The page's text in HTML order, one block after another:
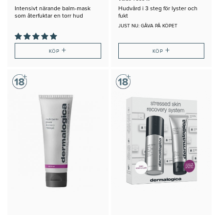
Intensivt närande balm-mask
som återfuktar en torr hud
KÖP+
Hudvård i 3 steg för lyster och
fukt
JUST NU: GÅVA PÅ KÖPET
KÖP +